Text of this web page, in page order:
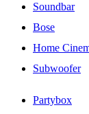
Soundbar
Bose
Home
Subwoofer
Partybox